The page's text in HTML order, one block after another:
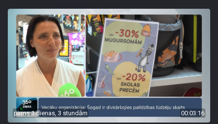
pirms 1 dienas, 3 stundām 00:03:16